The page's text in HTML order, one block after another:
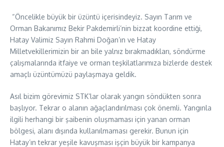
“Öncelikle büyük bir üzüntü içerisindeyiz. Sayın Tarım ve
Orman Bakanımız Bekir Pakdemirli’nin bizzat koordine ettiği,
Hatay Valimiz Sayın Rahmi Doğan’ın ve Hatay
Milletvekillerimizin bir an bile yalnız bırakmadıkları, söndürme
çalışmalarında itfaiye ve orman teşkilatlarımıza bizlerde destek
amaçlı üzüntümüzü paylaşmaya geldik.
Asıl bizim görevimiz STK’lar olarak yangın söndükten sonra
başlıyor. Tekrar o alanın ağaçlandırılması çok önemli. Yangınla
ilgili herhangi bir şaibenin oluşmaması için yanan orman
bölgesi, alanı dışında kullanılmaması gerekir. Bunun için
Hatay’ın tekrar yeşile kavuşması işçin büyük bir kampanya